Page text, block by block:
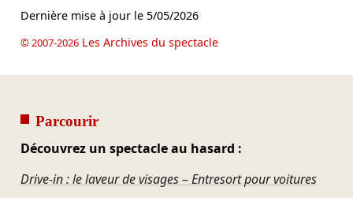
Dernière mise à jour le 5/05/2026
© 2007-2026Les Archives du spectacle
Parcourir
Découvrez un spectacle au hasard :
Drive-in : le laveur de visages – Entresort pour voitures